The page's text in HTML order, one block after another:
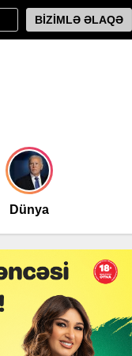
BİZİMLƏ ƏLAQƏ
Dünya